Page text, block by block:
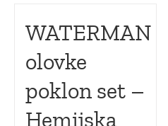
WATERMAN
olovke
poklon set –
Hemijska